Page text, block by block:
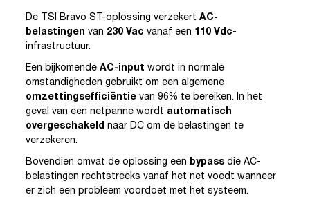
De TSI Bravo ST-oplossing verzekertAC-
belastingen van 230 Vac vanaf een 110 Vdc-
infrastructuur.
Een bijkomendeAC-input wordt in normale
omstandigheden gebruikt om een algemene
omzettingsefficiëntie van 96% te bereiken. In het
geval van een netpanne wordt automatisch
overgeschakeld naar DC om de belastingen te
verzekeren.
Bovendien omvat de oplossing een bypass die AC-
belastingen rechtstreeks vanaf het net voedt wanneer
er zich een probleem voordoet met het systeem.